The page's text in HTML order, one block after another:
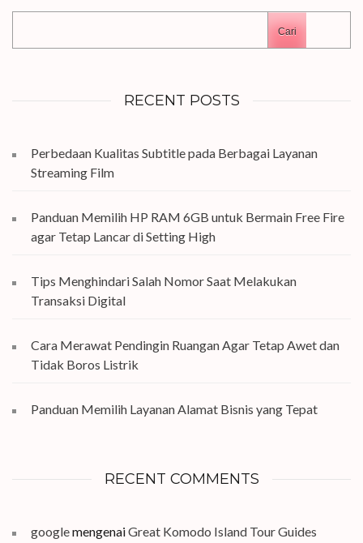
Cari
RECENT POSTS
Perbedaan Kualitas Subtitle pada Berbagai Layanan
Streaming Film
Panduan Memilih HP RAM 6GB untuk Bermain Free Fire
agar Tetap Lancar di Setting High
Tips Menghindari Salah Nomor Saat Melakukan
Transaksi Digital
Cara Merawat Pendingin Ruangan Agar Tetap Awet dan
Tidak Boros Listrik
Panduan Memilih Layanan Alamat Bisnis yang Tepat
RECENT COMMENTS
googlemengenaiGreat Komodo Island Tour Guides